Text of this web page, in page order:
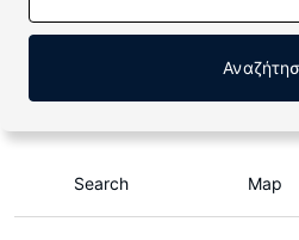
Search Map